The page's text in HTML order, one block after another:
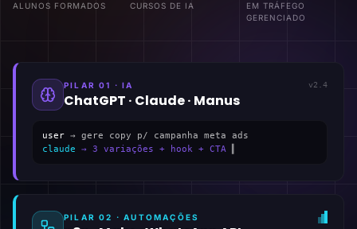
ALUNOS FORMADOS CURSOS DE IA
EM TRÁFEGO
GERENCIADO
PILAR 01 · IA
ChatGPT · Claude · Manus
v2.4
user → gere copy p/ campanha meta ads
claude → 3 variações + hook + CTA
PILAR 02 · AUTOMAÇÕES